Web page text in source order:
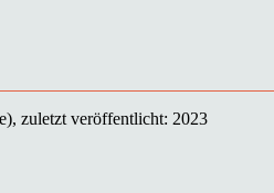
zuletzt veröffentlicht: 2023